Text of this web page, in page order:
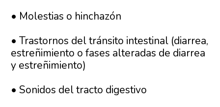
• Molestias o hinchazón
• Trastornos del tránsito intestinal (diarrea,
estreñimiento o fases alteradas de diarrea
y estreñimiento)
• Sonidos del tracto digestivo